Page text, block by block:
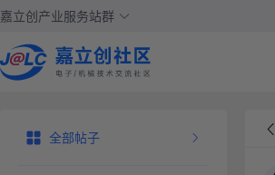
嘉立创产业服务站群
全部帖子